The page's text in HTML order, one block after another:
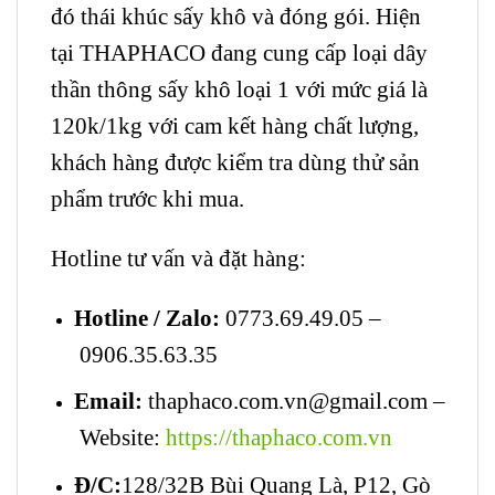
đó thái khúc sấy khô và đóng gói. Hiện
tại THAPHACO đang cung cấp loại dây
thần thông sấy khô loại 1 với mức giá là
120k/1kg với cam kết hàng chất lượng,
khách hàng được kiểm tra dùng thử sản
phẩm trước khi mua.
Hotline tư vấn và đặt hàng:
Hotline / Zalo: 0773.69.49.05 –
0906.35.63.35
Email: thaphaco.com.vn@gmail.com –
Website: https://thaphaco.com.vn
Đ/C:128/32B Bùi Quang Là, P12, Gò